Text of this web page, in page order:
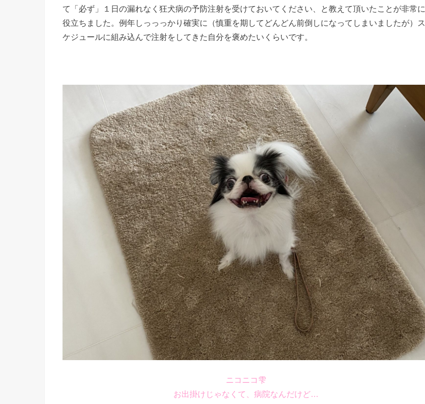
て「必ず」１日の漏れなく狂犬病の予防注射を受けておいてください、と教えて頂いたことが非常に
役立ちました。例年しっっっかり確実に（慎重を期してどんどん前倒しになってしまいましたが）ス
ケジュールに組み込んで注射をしてきた自分を褒めたいくらいです。
ニコニコ雫
お出掛けじゃなくて、病院なんだけど…